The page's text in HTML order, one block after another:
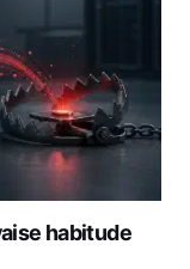
habitude